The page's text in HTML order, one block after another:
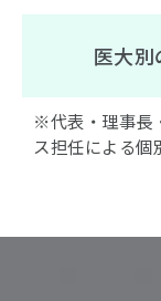
医大
※代表・理事長
ス担任による